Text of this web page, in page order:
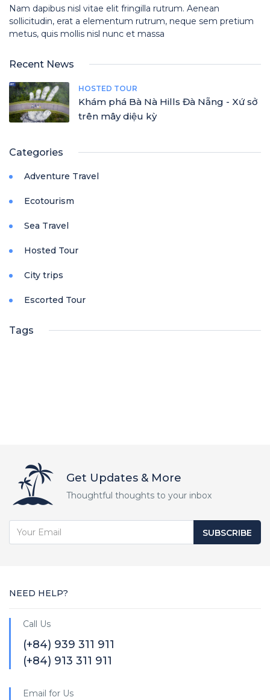
Nam dapibus nisl vitae elit fringilla rutrum. Aenean
sollicitudin, erat a elementum rutrum, neque sem pretium
metus, quis mollis nisl nunc et massa
Recent News
HOSTED TOUR
Khám phá Bà Nà Hills Đà Nẵng - Xứ sở
trên mây diệu kỳ
Categories
Adventure Travel
Ecotourism
Sea Travel
Hosted Tour
City trips
Escorted Tour
Tags
Get Updates & More
Thoughtful thoughts to your inbox
SUBSCRIBE
NEED HELP?
Call Us
(+84) 939 311 911
(+84) 913 311 911
Email for Us